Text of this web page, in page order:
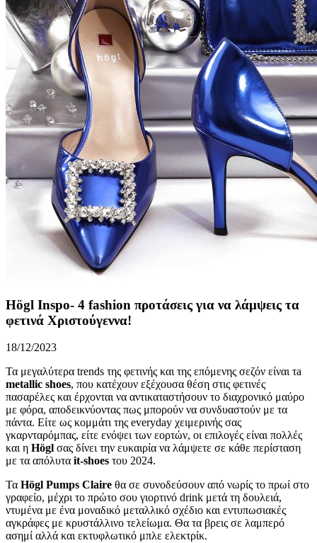
Högl Inspo- 4 fashion προτάσεις για να λάμψεις τα
φετινά Χριστούγεννα!
18/12/2023
Τα μεγαλύτερα trends της φετινής και της επόμενης σεζόν είναι τa
metallic shoes, που κατέχουν εξέχουσα θέση στις φετινές
πασαρέλες και έρχονται να αντικαταστήσουν το διαχρονικό μαύρο
με φόρα, αποδεικνύοντας πως μπορούν να συνδυαστούν με τα
πάντα. Είτε ως κομμάτι της everyday χειμερινής σας
γκαρνταρόμπας, είτε ενόψει των εορτών, οι επιλογές είναι πολλές
και η Högl σας δίνει την ευκαιρία να λάμψετε σε κάθε περίσταση
με τα απόλυτα it-shoes του 2024.
Τα Högl Pumps Claire θα σε συνοδεύσουν από νωρίς το πρωί στο
γραφείο, μέχρι το πρώτο σου γιορτινό drink μετά τη δουλειά,
ντυμένα με ένα μοναδικό μεταλλικό σχέδιο και εντυπωσιακές
αγκράφες με κρυστάλλινο τελείωμα. Θα τα βρεις σε λαμπερό
ασημί αλλά και εκτυφλωτικό μπλε ελεκτρίκ.